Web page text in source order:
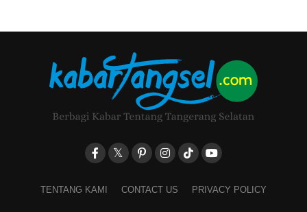
TENTANG KAMI CONTACT US PRIVACY POLICY